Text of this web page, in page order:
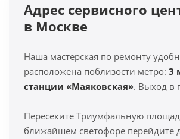
Адрес сервисного
в Москве
Наша мастерская по ремонту
расположена поблизости метро: 3
станции «Маяковская». Выход в
Пересеките Триумфальную
ближайшем светофоре перейдите